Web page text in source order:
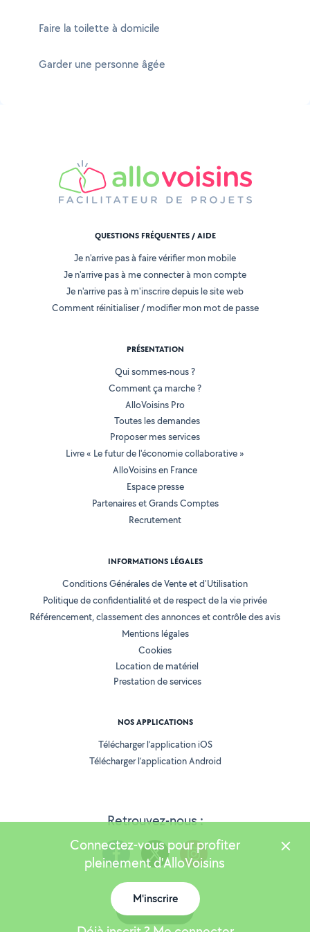
Faire la toilette à domicile
Garder une personne âgée
Retrouvez-nous :
QUESTIONS FRÉQUENTES / AIDE
Je n'arrive pas à faire vérifier mon mobile
Je n'arrive pas à me connecter à mon compte
Je n'arrive pas à m'inscrire depuis le site web
Comment réinitialiser / modifier mon mot de passe
PRÉSENTATION
Qui sommes-nous ?
Comment ça marche ?
AlloVoisins Pro
Toutes les demandes
Proposer mes services
Livre « Le futur de l'économie collaborative »
AlloVoisins en France
Espace presse
Partenaires et Grands Comptes
Recrutement
INFORMATIONS LÉGALES
Conditions Générales de Vente et d'Utilisation
Politique de confidentialité et de respect de la vie privée
Référencement, classement des annonces et contrôle des avis
Mentions légales
Cookies
Location de matériel
Prestation de services
NOS APPLICATIONS
Télécharger l’application iOS
Télécharger l’application Android
Version 25.5.3
Connectez-vous pour profiter
pleinement d'AlloVoisins
M'inscrire